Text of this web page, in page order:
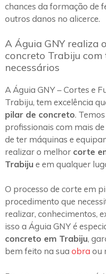
chances da formação de
outros danos no alicerce.
A Águia GNY realiza
concreto Trabiju com
necessários
A Águia GNY – Cortes e
Trabiju, tem excelência
pilar de concreto.
profissionais com mais
de ter máquinas e
realizar o melhor corte
Trabiju e em qualquer
O processo de corte em
procedimento que
realizar, conhecimentos,
isso a Águia GNY é
concreto em Trabiju,
bem feito na sua obra ou